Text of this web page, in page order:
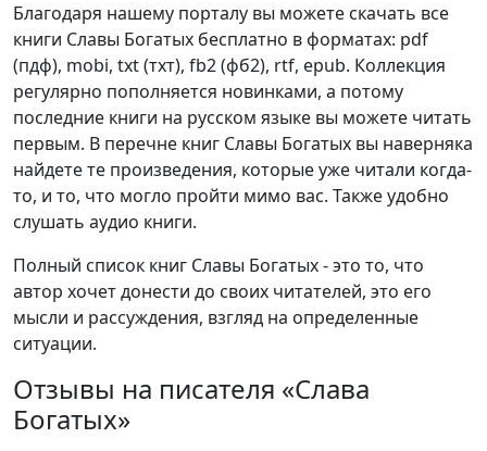
Благодаря нашему порталу вы можете скачать все
книги Славы Богатых бесплатно в форматах: pdf
(пдф), mobi, txt (тхт), fb2 (фб2), rtf, epub. Коллекция
регулярно пополняется новинками, а потому
последние книги на русском языке вы можете читать
первым. В перечне книг Славы Богатых вы наверняка
найдете те произведения, которые уже читали когда-
то, и то, что могло пройти мимо вас. Также удобно
слушать аудио книги.
Полный список книг Славы Богатых - это то, что
автор хочет донести до своих читателей, это его
мысли и рассуждения, взгляд на определенные
ситуации.
Отзывы на писателя «Слава
Богатых»